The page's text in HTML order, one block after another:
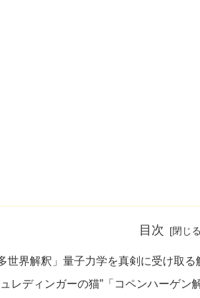
目次
多世界解釈」量子力学を真剣に受け取
ュレディンガーの猫”「コペンハーゲン